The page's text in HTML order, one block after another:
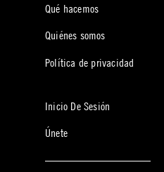
Qué hacemos
Quiénes somos
Política de privacidad
Inicio De Sesión
Únete